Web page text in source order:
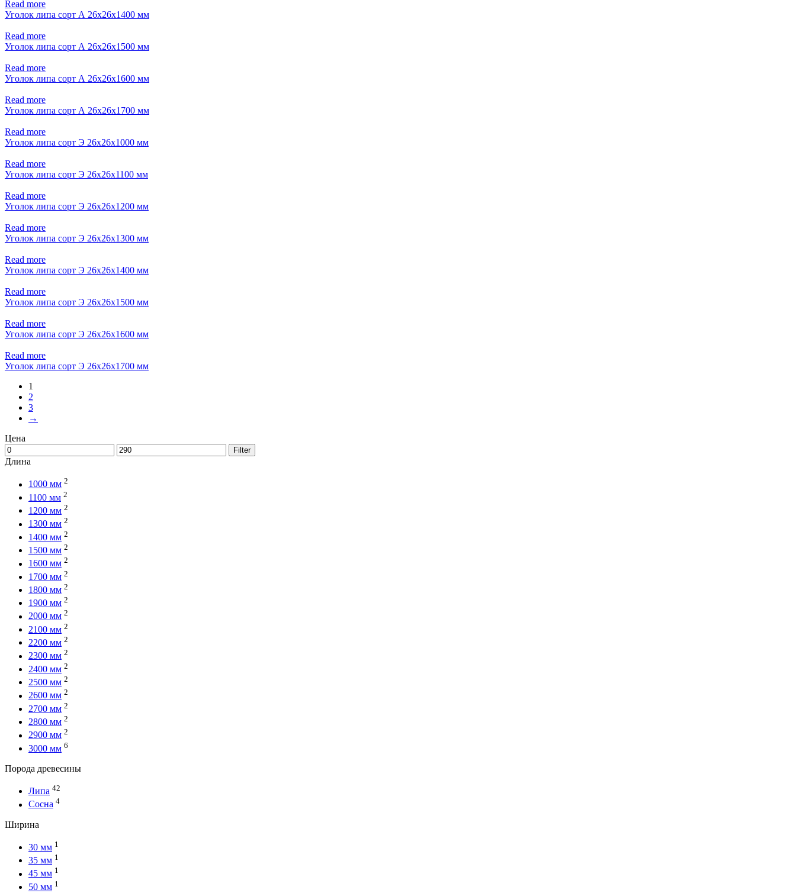
Read more
Уголок липа сорт А 26x26x1400 мм
Read more
Уголок липа сорт А 26x26x1500 мм
Read more
Уголок липа сорт А 26x26x1600 мм
Read more
Уголок липа сорт А 26x26x1700 мм
Read more
Уголок липа сорт Э 26x26x1000 мм
Read more
Уголок липа сорт Э 26x26x1100 мм
Read more
Уголок липа сорт Э 26x26x1200 мм
Read more
Уголок липа сорт Э 26x26x1300 мм
Read more
Уголок липа сорт Э 26x26x1400 мм
Read more
Уголок липа сорт Э 26x26x1500 мм
Read more
Уголок липа сорт Э 26x26x1600 мм
Read more
Уголок липа сорт Э 26x26x1700 мм
1
2
3
→
Цена
Filter
Длина
1000 мм 2
1100 мм 2
1200 мм 2
1300 мм 2
1400 мм 2
1500 мм 2
1600 мм 2
1700 мм 2
1800 мм 2
1900 мм 2
2000 мм 2
2100 мм 2
2200 мм 2
2300 мм 2
2400 мм 2
2500 мм 2
2600 мм 2
2700 мм 2
2800 мм 2
2900 мм 2
3000 мм 6
Порода древесины
Липа 42
Сосна 4
Ширина
30 мм 1
35 мм 1
45 мм 1
50 мм 1